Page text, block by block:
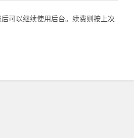
可以继续使用后台。续费则按上次